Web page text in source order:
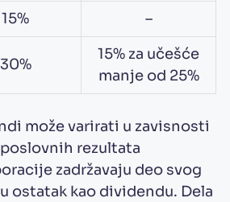
15% –
30%
15% za učešće
manje od 25%
može varirati u zavisnosti
rezultata
zadržavaju deo svog
ostatak kao dividendu. Dela